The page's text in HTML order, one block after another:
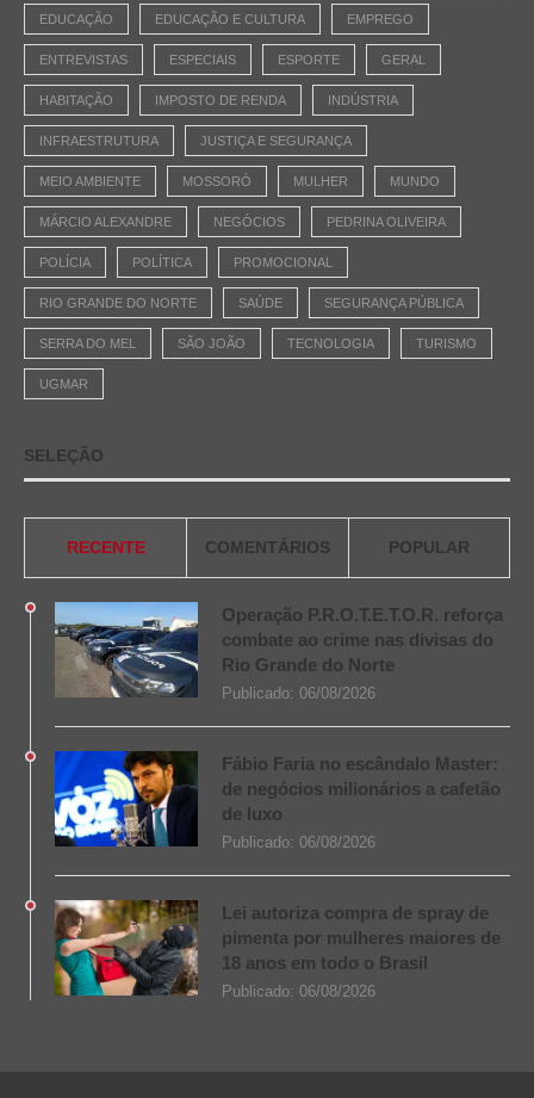
EDUCAÇÃO EDUCAÇÃO E CULTURA EMPREGO
ENTREVISTAS ESPECIAIS ESPORTE GERAL
HABITAÇÃO IMPOSTO DE RENDA INDÚSTRIA
INFRAESTRUTURA JUSTIÇA E SEGURANÇA
MEIO AMBIENTE MOSSORÓ MULHER MUNDO
MÁRCIO ALEXANDRE NEGÓCIOS PEDRINA OLIVEIRA
POLÍCIA POLÍTICA PROMOCIONAL
RIO GRANDE DO NORTE SAÚDE SEGURANÇA PÚBLICA
SERRA DO MEL SÃO JOÃO TECNOLOGIA TURISMO
UGMAR
SELEÇÃO
RECENTE COMENTÁRIOS POPULAR
Operação P.R.O.T.E.T.O.R. reforça
combate ao crime nas divisas do
Rio Grande do Norte
Publicado: 06/08/2026
Fábio Faria no escândalo Master:
de negócios milionários a cafetão
de luxo
Publicado: 06/08/2026
Lei autoriza compra de spray de
pimenta por mulheres maiores de
18 anos em todo o Brasil
Publicado: 06/08/2026